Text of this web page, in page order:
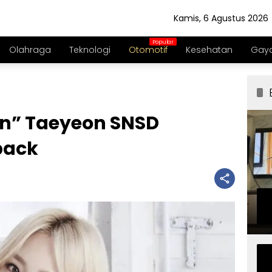
Kamis, 6 Agustus 2026
Olahraga Teknologi Otomotif Kesehatan
Taeyeon SNSD